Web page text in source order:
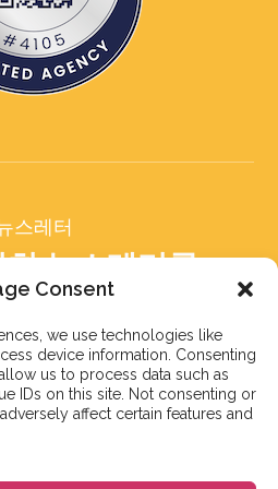
Consent
we use technologies like
device information. Consenting
us to process data such as
IDs on this site. Not consenting or
affect certain features and
스레터
뉴스레터를
보세요
구독하기